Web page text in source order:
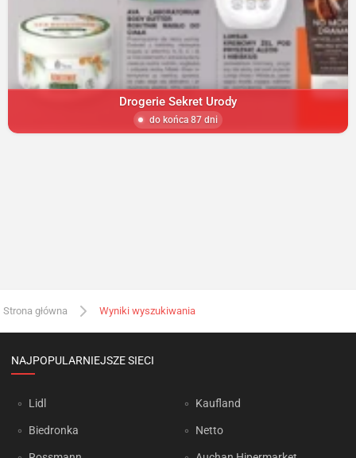
Drogerie Sekret Urody
do końca 87 dni
Strona główna Wyniki wyszukiwania
NAJPOPULARNIEJSZE SIECI
Lidl
Biedronka
Kaufland
Netto